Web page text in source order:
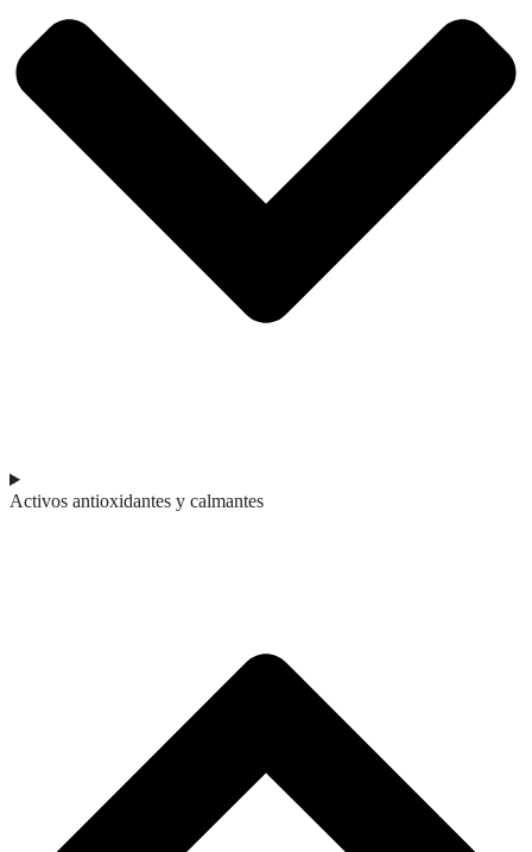
Activos antioxidantes y calmantes